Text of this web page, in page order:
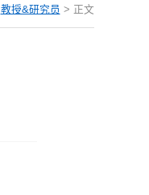
教授&研究员 > 正文